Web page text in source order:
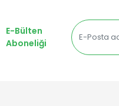
E-Bülten
Aboneliği